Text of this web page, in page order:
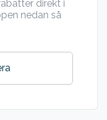
direkt i
nedan så